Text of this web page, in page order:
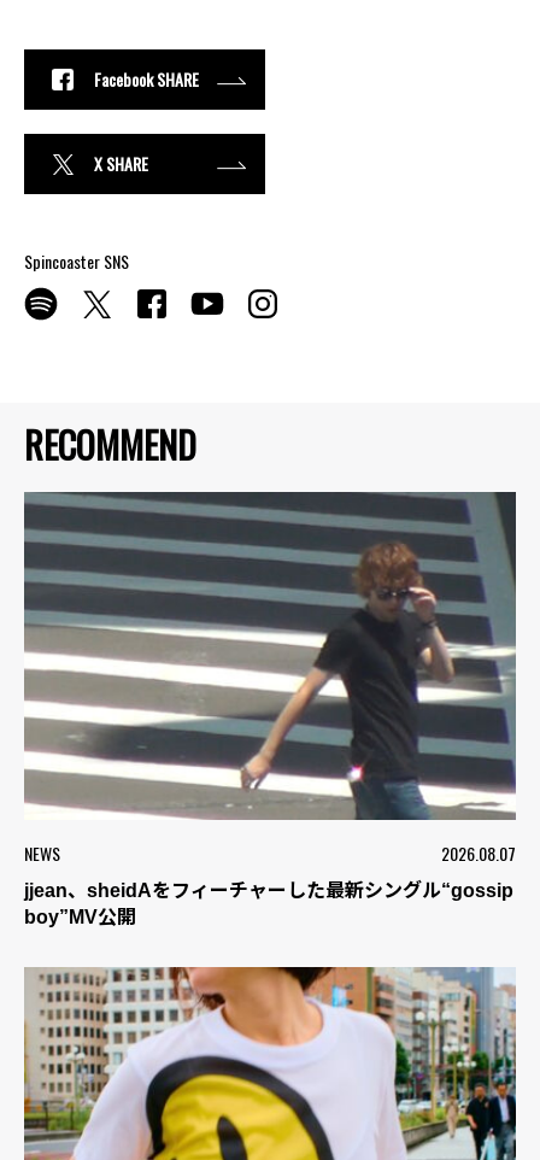
RECOMMEND
NEWS 2026.08.07
jjean、sheidAをフィーチャーした最新シングル“gossip
boy”MV公開
Facebook SHARE
X SHARE
Spincoaster SNS